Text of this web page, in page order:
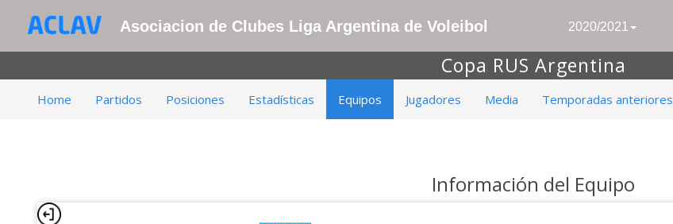
Asociacion de Clubes Liga Argentina de Voleibol 2020/2021
Copa RUS Argentina
Home Partidos Posiciones Estadísticas Equipos Jugadores Media Temporadas anteriores
Información del Equipo